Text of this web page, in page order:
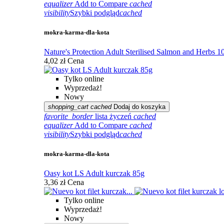
equalizer Add to Compare cached
visibilitySzybki podglądcached
mokra-karma-dla-kota
Nature's Protection Adult Sterilised Salmon and Herbs
4,02 zł Cena
Tylko online
Wyprzedaż!
Nowy
shopping_cart cached Dodaj do koszyka
favorite_border lista życzeń cached
equalizer Add to Compare cached
visibilitySzybki podglądcached
mokra-karma-dla-kota
Oasy kot LS Adult kurczak 85g
3,36 zł Cena
Tylko online
Wyprzedaż!
Nowy